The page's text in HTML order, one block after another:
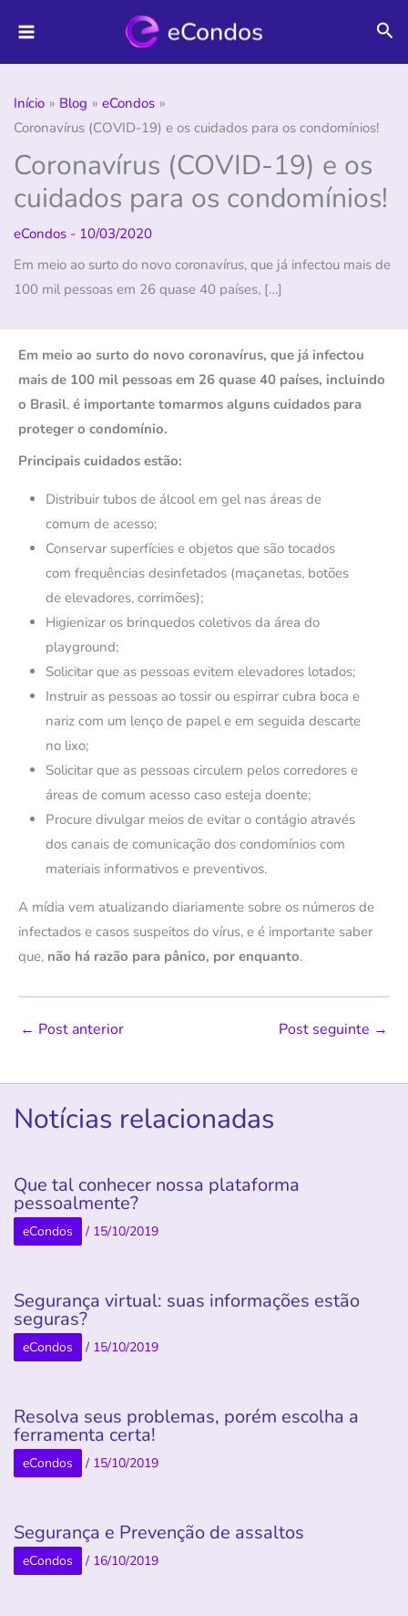
para
o
Início Blog
eCondos
Coronavírus (COVID-19) e os cuidados para os condomínios!
Coronavírus (COVID-19) e os
cuidados para os condomínios!
eCondos - 10/03/2020
Em meio ao surto do novo coronavírus, que já infectou mais de
100 mil pessoas em 26 quase 40 países, […]
Em meio ao surto do novo coronavírus, que já infectou
mais de 100 mil pessoas em 26 quase 40 países, incluindo
o Brasil, é importante tomarmos alguns cuidados para
proteger o condomínio.
Principais cuidados estão:
Distribuir tubos de álcool em gel nas áreas de
comum de acesso;
Conservar superfícies e objetos que são tocados
com frequências desinfetados (maçanetas, botões
de elevadores, corrimões);
Higienizar os brinquedos coletivos da área do
playground;
Solicitar que as pessoas evitem elevadores lotados;
Instruir as pessoas ao tossir ou espirrar cubra boca e
nariz com um lenço de papel e em seguida descarte
no lixo;
Solicitar que as pessoas circulem pelos corredores e
áreas de comum acesso caso esteja doente;
Procure divulgar meios de evitar o contágio através
dos canais de comunicação dos condomínios com
materiais informativos e preventivos.
A mídia vem atualizando diariamente sobre os números de
infectados e casos suspeitos do vírus, e é importante saber
que, não há razão para pânico, por enquanto.
← Post anterior Post seguinte →
Notícias relacionadas
Que tal conhecer nossa plataforma
pessoalmente?
eCondos / 15/10/2019
Segurança virtual: suas informações estão
seguras?
eCondos / 15/10/2019
Resolva seus problemas, porém escolha a
ferramenta certa!
eCondos / 15/10/2019
Segurança e Prevenção de assaltos
eCondos / 16/10/2019